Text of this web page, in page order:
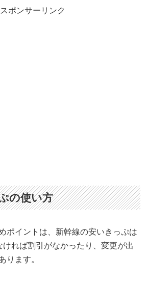
スポンサーリンク
の使い方
ポイントは、新幹線の安いきっぷは
れば割引がなかったり、変更が出
ります。